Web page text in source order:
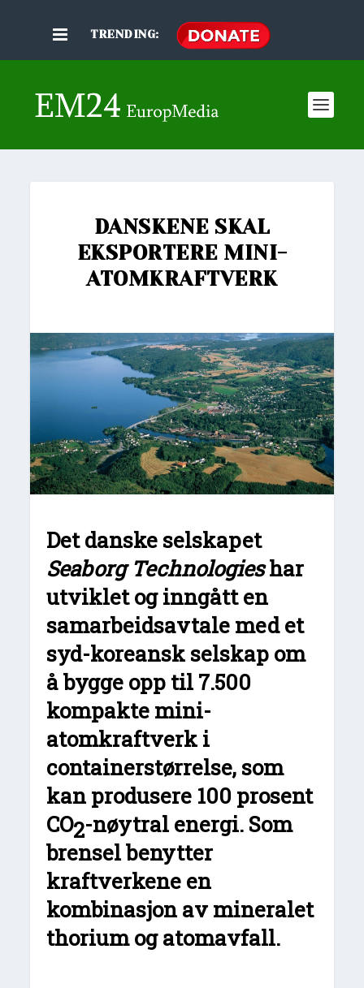
TRENDING:
DANSKENE SKAL
EKSPORTERE MINI-
ATOMKRAFTVERK
Det danske selskapet
Seaborg Technologieshar
utviklet og inngått en
samarbeidsavtale med et
syd-koreansk selskap om
å bygge opp til 7.500
kompakte mini-
atomkraftverk i
containerstørrelse, som
kan produsere 100 prosent
CO2-nøytral energi. Som
brensel benytter
kraftverkene en
kombinasjon av mineralet
thorium og atomavfall.